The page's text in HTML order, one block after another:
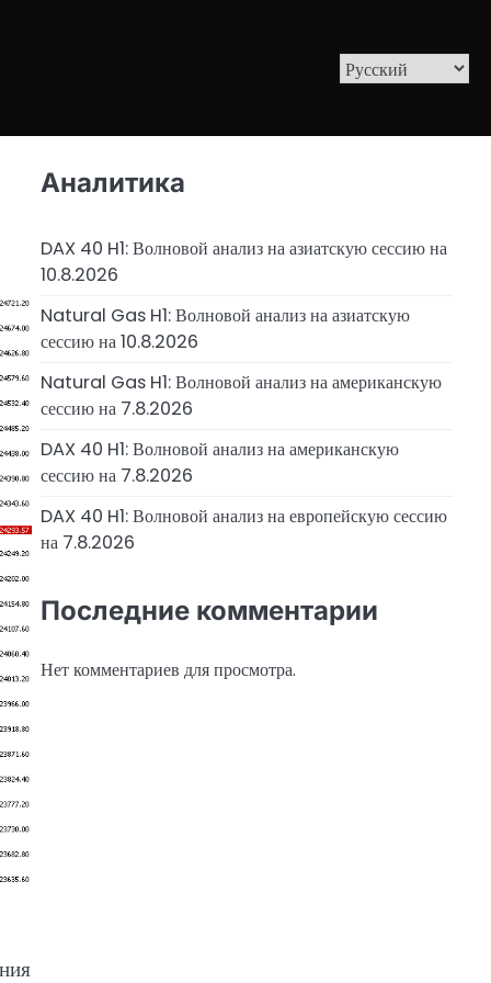
Аналитика
DAX 40 H1: Волновой анализ на азиатскую сессию на
10.8.2026
Natural Gas H1: Волновой анализ на азиатскую
сессию на 10.8.2026
Natural Gas H1: Волновой анализ на американскую
сессию на 7.8.2026
DAX 40 H1: Волновой анализ на американскую
сессию на 7.8.2026
DAX 40 H1: Волновой анализ на европейскую сессию
на 7.8.2026
Последние комментарии
Нет комментариев для просмотра.